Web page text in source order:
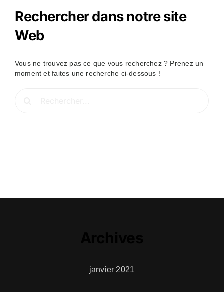
Rechercher dans notre site
Web
Vous ne trouvez pas ce que vous recherchez ? Prenez un
moment et faites une recherche ci-dessous !
janvier 2021